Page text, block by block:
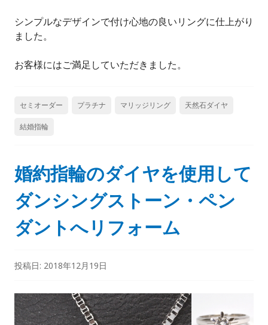
シンプルなデザインで付け心地の良いリングに仕上がり
ました。
お客様にはご満足していただきました。
セミオーダー プラチナ マリッジリング 天然石ダイヤ
結婚指輪
婚約指輪のダイヤを使用して
ダンシングストーン・ペン
ダントへリフォーム
投稿日: 2018年12月19日